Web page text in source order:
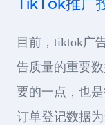
TikTok推广
目前，tiktok广
告质量的重要
要的一点，也
订单登记数据